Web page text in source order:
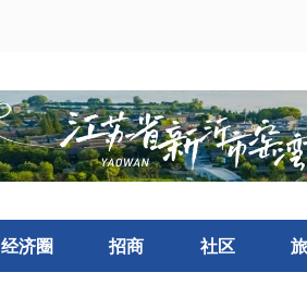
经济圈 招商 社区